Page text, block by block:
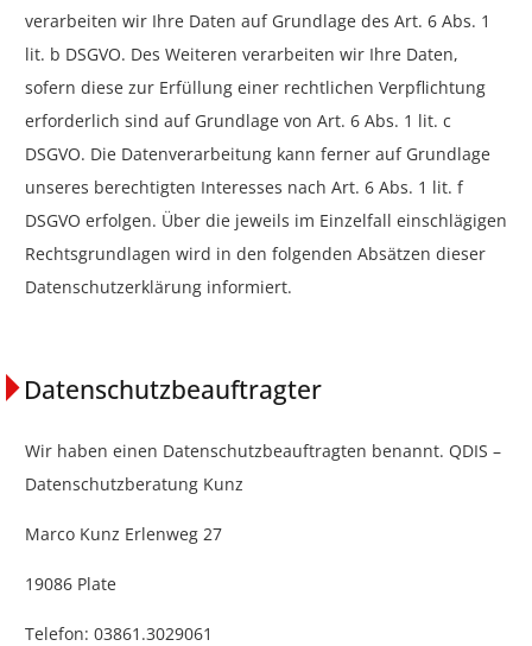
verarbeiten wir Ihre Daten auf Grundlage des Art. 6 Abs. 1
lit. b DSGVO. Des Weiteren verarbeiten wir Ihre Daten,
sofern diese zur Erfüllung einer rechtlichen Verpflichtung
erforderlich sind auf Grundlage von Art. 6 Abs. 1 lit. c
DSGVO. Die Datenverarbeitung kann ferner auf Grundlage
unseres berechtigten Interesses nach Art. 6 Abs. 1 lit. f
DSGVO erfolgen. Über die jeweils im Einzelfall einschlägigen
Rechtsgrundlagen wird in den folgenden Absätzen dieser
Datenschutzerklärung informiert.
Datenschutzbeauftragter
Wir haben einen Datenschutzbeauftragten benannt. QDIS –
Datenschutzberatung Kunz
Marco Kunz Erlenweg 27
19086 Plate
Telefon: 03861.3029061